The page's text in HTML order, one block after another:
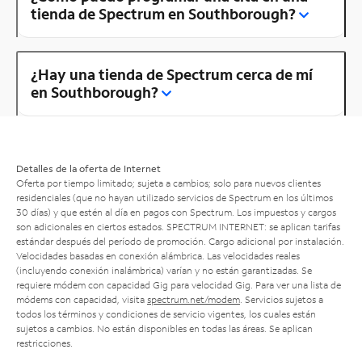
tienda de Spectrum en Southborough?
¿Hay una tienda de Spectrum cerca de mí
en Southborough?
Detalles de la oferta de Internet
Oferta por tiempo limitado; sujeta a cambios; solo para nuevos clientes
residenciales (que no hayan utilizado servicios de Spectrum en los últimos
30 días) y que estén al día en pagos con Spectrum. Los impuestos y cargos
son adicionales en ciertos estados. SPECTRUM INTERNET: se aplican tarifas
estándar después del período de promoción. Cargo adicional por instalación.
Velocidades basadas en conexión alámbrica. Las velocidades reales
(incluyendo conexión inalámbrica) varían y no están garantizadas. Se
requiere módem con capacidad Gig para velocidad Gig. Para ver una lista de
módems con capacidad, visita spectrum.net/modem . Servicios sujetos a
todos los términos y condiciones de servicio vigentes, los cuales están
sujetos a cambios. No están disponibles en todas las áreas. Se aplican
restricciones.